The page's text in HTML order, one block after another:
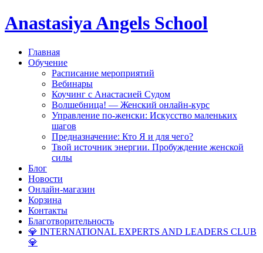
Anastasiya Angels School
Главная
Обучение
Расписание мероприятий
Вебинары
Коучинг с Анастасией Судом
Волшебница! — Женский онлайн-курс
Управление по-женски: Искусство маленьких
шагов
Предназначение: Кто Я и для чего?
Твой источник энергии. Пробуждение женской
силы
Блог
Новости
Онлайн-магазин
Корзина
Контакты
Благотворительность
💎 INTERNATIONAL EXPERTS AND LEADERS CLUB
💎